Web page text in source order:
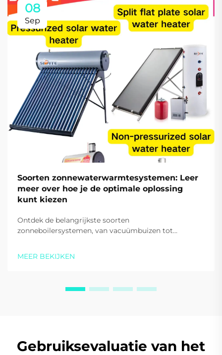
08
Sep
Soorten zonnewaterwarmtesystemen: Leer
meer over hoe je de optimale oplossing
kunt kiezen
Ontdek de belangrijkste soorten
zonneboilersystemen, van vacuümbuizen tot
deskundige begeleiding.
MEER BEKIJKEN
Gebruiksevaluatie van het